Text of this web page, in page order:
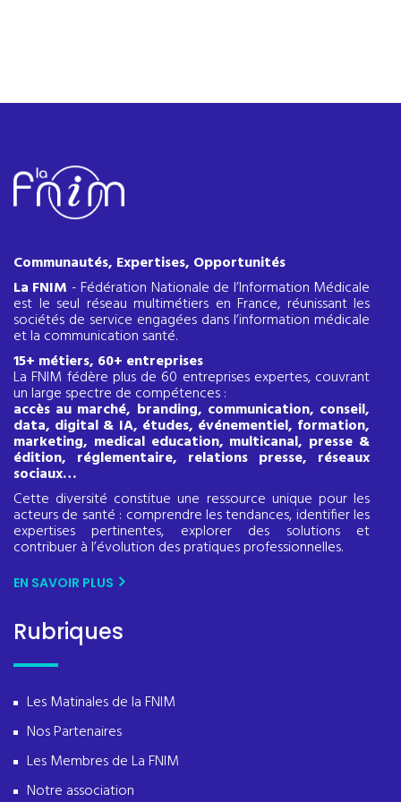
Communautés, Expertises, Opportunités
La FNIM - Fédération Nationale de l’Information Médicale
est le seul réseau multimétiers en France, réunissant les
sociétés de service engagées dans l’information médicale
et la communication santé.
15+ métiers, 60+ entreprises
La FNIM fédère plus de 60 entreprises expertes, couvrant
un large spectre de compétences :
accès au marché, branding, communication, conseil,
data, digital & IA, études, événementiel, formation,
marketing, medical education, multicanal, presse &
édition, réglementaire, relations presse, réseaux
sociaux…
Cette diversité constitue une ressource unique pour les
acteurs de santé : comprendre les tendances, identifier les
expertises pertinentes, explorer des solutions et
contribuer à l’évolution des pratiques professionnelles.
EN SAVOIR PLUS
Rubriques
Les Matinales de la FNIM
Nos Partenaires
Les Membres de La FNIM
Notre association